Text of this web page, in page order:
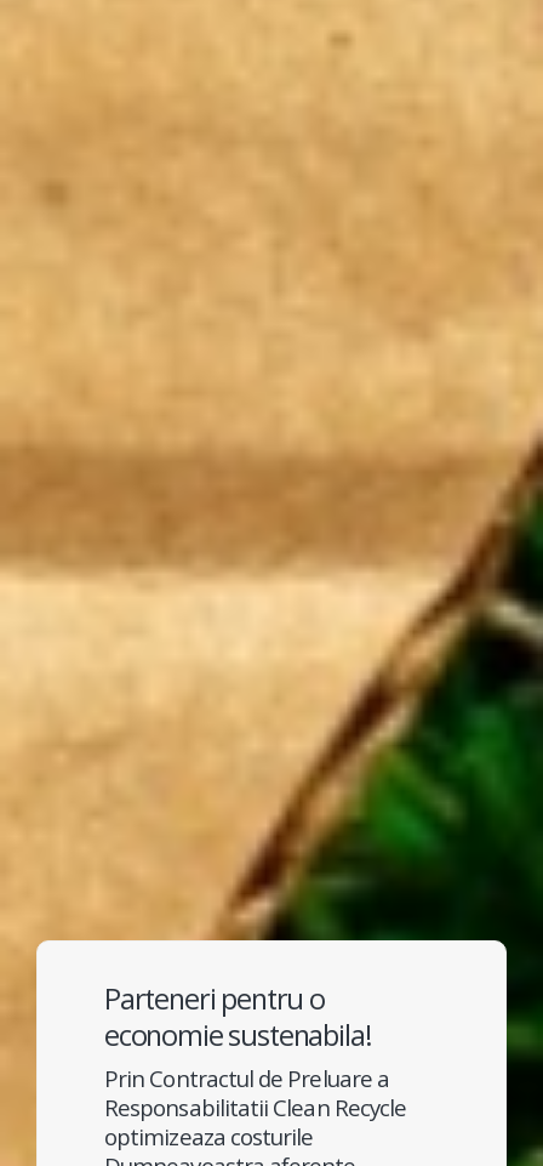
Parteneri pentru o
economie sustenabila!
Prin Contractul de Preluare a
Responsabilitatii Clean Recycle
optimizeaza costurile